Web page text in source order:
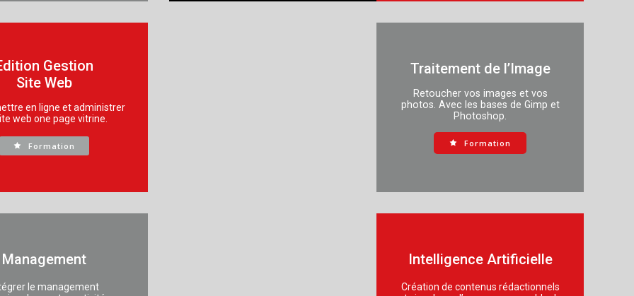
Gestion
Site Web
en ligne et administrer
web one page vitrine.
Formation
Traitement de l’Image
Retoucher vos images et vos
photos. Avec les bases de Gimp et
Photoshop.
Formation
Management
le management
Intelligence Artificielle
Création de contenus rédactionnels